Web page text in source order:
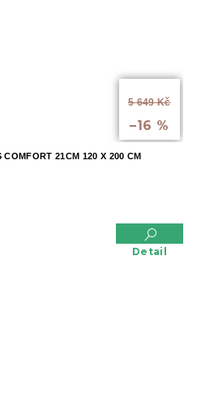
5 649 Kč
–16 %
21CM 120 X 200 CM
Detail